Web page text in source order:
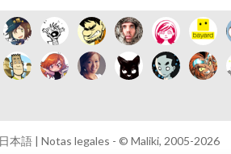
日本語 | Notas legales - © Maliki, 2005-2026